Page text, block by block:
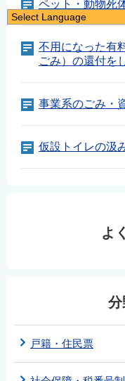
ペット・動物死
不用になった有
ごみ）の還付を
事業系のごみ・
仮設トイレの汲
よ
分
戸籍・住民票
Select Language
English
繁體中文
नेपाली